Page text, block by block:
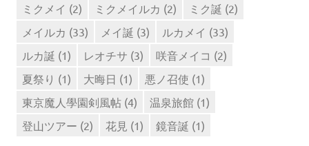
ミクメイ (2) ミクメイルカ (2) ミク誕 (2)
メイルカ (33) メイ誕 (3) ルカメイ (33)
ルカ誕 (1) レオチサ (3) 咲音メイコ (2)
夏祭り (1) 大晦日 (1) 悪ノ召使 (1)
東京魔人學園剣風帖 (4) 温泉旅館 (1)
登山ツアー (2) 花見 (1) 鏡音誕 (1)